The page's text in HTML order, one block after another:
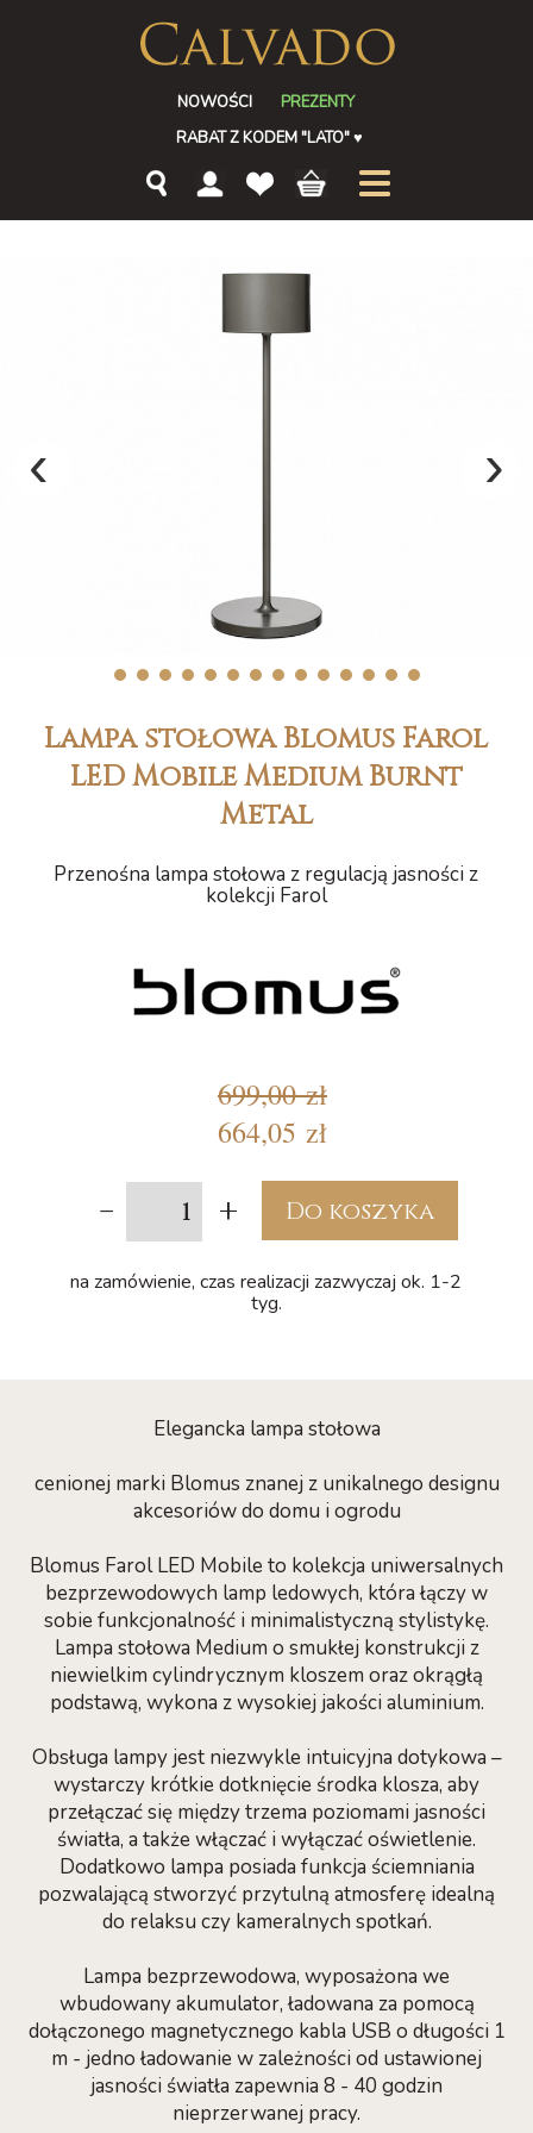
NOWOŚCI
PREZENTY
RABAT Z KODEM "LATO"♥
‹ ›
1 2 3 4 5 6 7 8 9 10 11 12 13 14
Lampa stołowa Blomus Farol
LED Mobile Medium Burnt
Metal
Przenośna lampa stołowa z regulacją jasności z
kolekcji Farol
699,00 zł
664,05 zł
- + Do koszyka
na zamówienie, czas realizacji zazwyczaj ok. 1-2
tyg.
Elegancka lampa stołowa
cenionej marki Blomus znanej z unikalnego designu
akcesoriów do domu i ogrodu
Blomus Farol LED Mobile to kolekcja uniwersalnych
bezprzewodowych lamp ledowych, która łączy w
sobie funkcjonalność i minimalistyczną stylistykę.
Lampa stołowa Medium o smukłej konstrukcji z
niewielkim cylindrycznym kloszem oraz okrągłą
podstawą, wykona z wysokiej jakości aluminium.
Obsługa lampy jest niezwykle intuicyjna dotykowa –
wystarczy krótkie dotknięcie środka klosza, aby
przełączać się między trzema poziomami jasności
światła, a także włączać i wyłączać oświetlenie.
Dodatkowo lampa posiada funkcja ściemniania
pozwalającą stworzyć przytulną atmosferę idealną
do relaksu czy kameralnych spotkań.
Lampa bezprzewodowa, wyposażona we
wbudowany akumulator, ładowana za pomocą
dołączonego magnetycznego kabla USB o długości 1
m - jedno ładowanie w zależności od ustawionej
jasności światła zapewnia 8 - 40 godzin
nieprzerwanej pracy.